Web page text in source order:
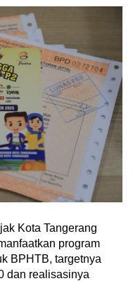
Kota Tangerang
program
BPHTB, targetnya
dan realisasinya